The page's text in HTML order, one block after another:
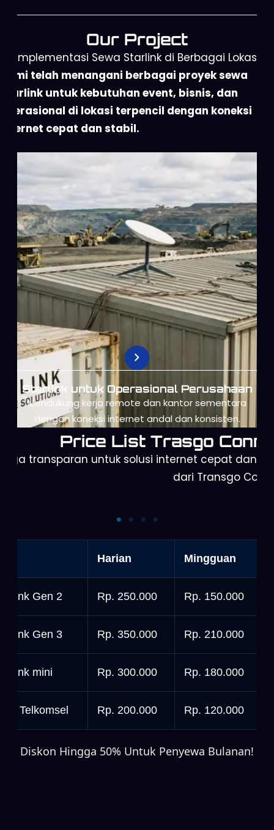
Our Project
Implementasi Sewa Starlink di Berbagai Lokasi
Kami telah menangani berbagai proyek sewa
Starlink untuk kebutuhan event, bisnis, dan
operasional di lokasi terpencil dengan koneksi
internet cepat dan stabil.
Starlink untuk Operasional Perusahaan
Mendukung kerja remote dan kantor sementara
dengan koneksi internet andal dan konsisten.
Price List Trasgo
transparan untuk solusi internet cepat dan
dari Transgo
Harian Mingguan
Gen 2 Rp. 250.000 Rp. 150.000
Gen 3 Rp. 350.000 Rp. 210.000
mini Rp. 300.000 Rp. 180.000
Telkomsel Rp. 200.000 Rp. 120.000
Diskon Hingga 50% Untuk Penyewa Bulanan!